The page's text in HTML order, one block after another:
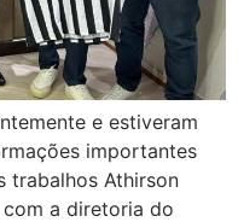
e estiveram
importantes
trabalhos Athirson
a diretoria do